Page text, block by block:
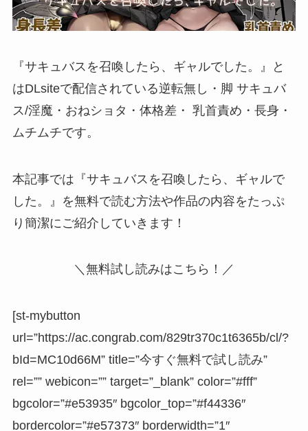
『サキュバスを召喚したら、ギャルでした。』と
はDLsiteで配信されている逆転無し・脚 サキュバ
ス/淫魔・おねショタ・体格差・ 乳首責め・長身・
ムチムチです。
本記事では『サキュバスを召喚したら、ギャルで
した。』を無料で読む方法や作品の内容をたっぷ
り簡潔にご紹介していきます！
＼無料試し読みはこちら！／
[st-mybutton
url=”https://ac.congrab.com/829tr370c1t6365b/cl/?
bId=MC10d66M” title=”今すぐ無料で試し読み”
rel=”” webicon=”” target=”_blank” color=”#fff”
bgcolor=”#e53935″ bgcolor_top=”#f44336″
bordercolor=”#e57373″ borderwidth=”1″